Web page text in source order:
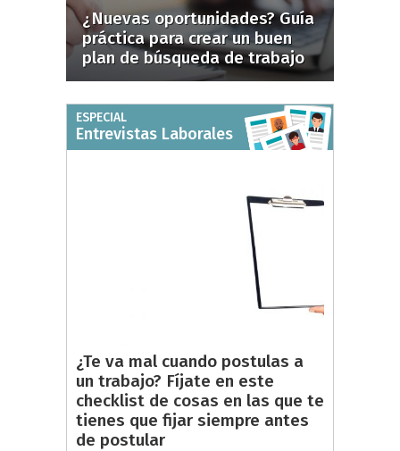
¿Nuevas oportunidades? Guía
práctica para crear un buen
plan de búsqueda de trabajo
ESPECIAL
Entrevistas Laborales
¿Te va mal cuando postulas a
un trabajo? Fíjate en este
checklist de cosas en las que te
tienes que fijar siempre antes
de postular